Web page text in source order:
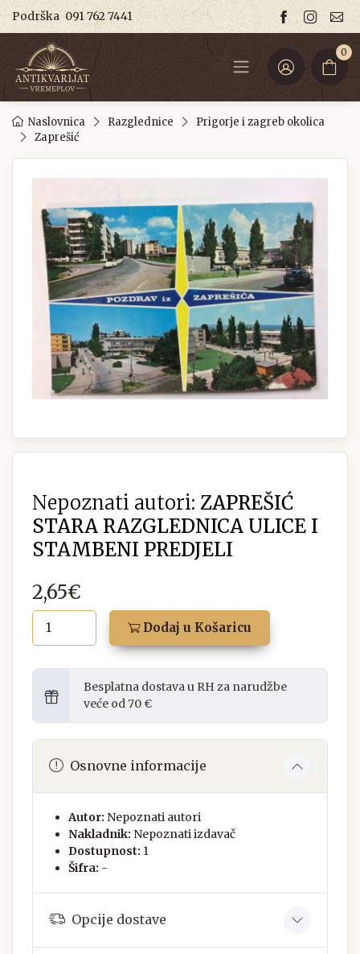
Podrška 091 762 7441
0
Naslovnica Razglednice
Prigorje i zagreb okolica
Zaprešić
Nepoznati autori: ZAPREŠIĆ
STARA RAZGLEDNICA ULICE I
STAMBENI PREDJELI
2,65€
Dodaj u Košaricu
Besplatna dostava u RH za narudžbe
veće od 70 €
Osnovne informacije
Autor: Nepoznati autori
Nakladnik: Nepoznati izdavač
Dostupnost: 1
Šifra: -
Opcije dostave